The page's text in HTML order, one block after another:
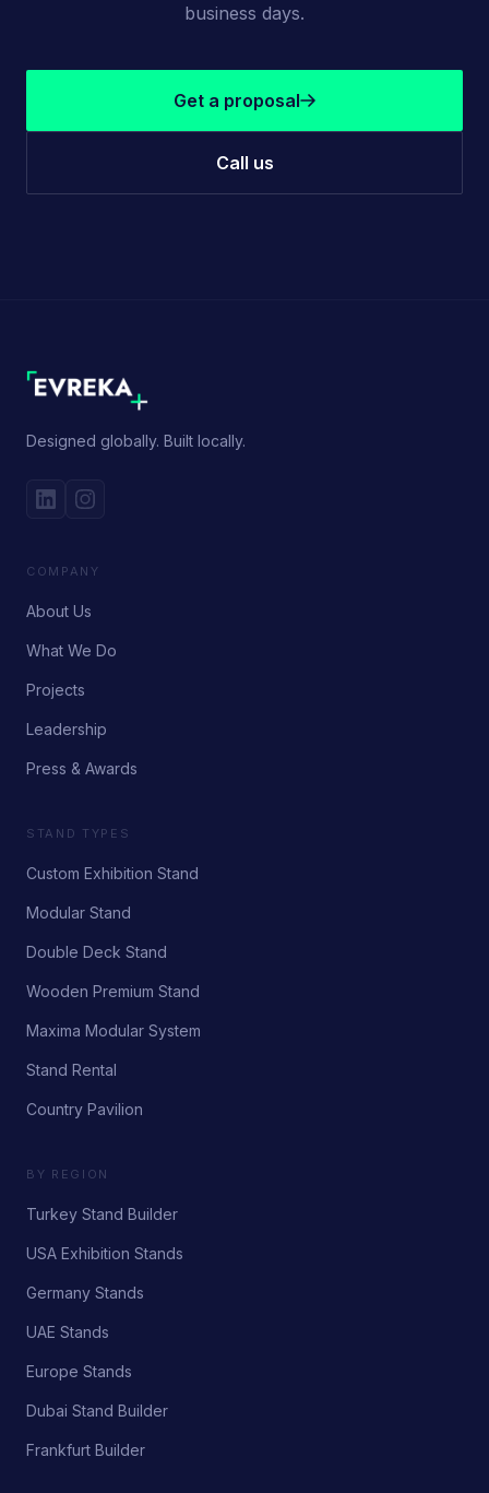
business days.
Get a proposal
Call us
Designed globally. Built locally.
COMPANY
About Us
What We Do
Projects
Leadership
Press & Awards
STAND TYPES
Custom Exhibition Stand
Modular Stand
Double Deck Stand
Wooden Premium Stand
Maxima Modular System
Stand Rental
Country Pavilion
BY REGION
Turkey Stand Builder
USA Exhibition Stands
Germany Stands
UAE Stands
Europe Stands
Dubai Stand Builder
Frankfurt Builder